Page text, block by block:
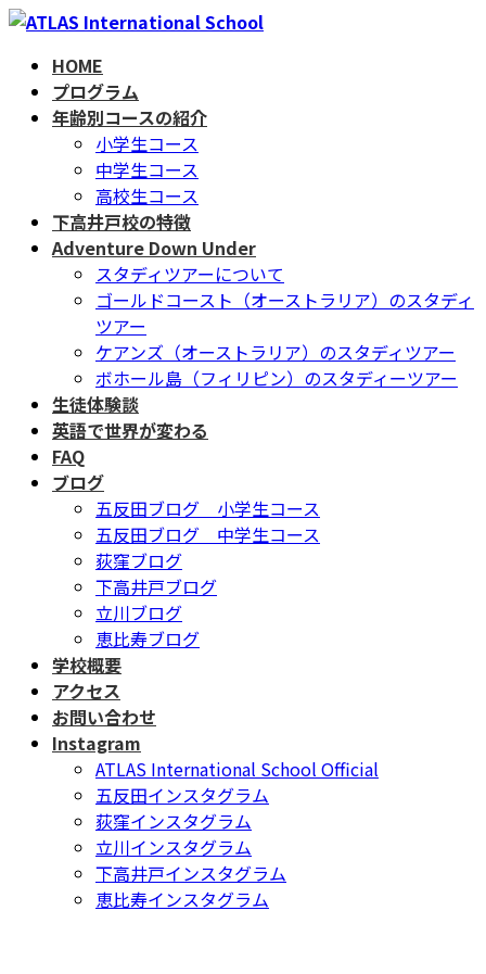
コ
ナ
HOME
プログラム
年齢別コースの紹介
小学生コース
中学生コース
高校生コース
下高井戸校の特徴
Adventure Down Under
スタディツアーについて
ゴールドコースト（オーストラリア）のスタディ
ツアー
ケアンズ（オーストラリア）のスタディツアー
ボホール島（フィリピン）のスタディーツアー
生徒体験談
英語で世界が変わる
FAQ
ブログ
五反田ブログ 小学生コース
五反田ブログ 中学生コース
荻窪ブログ
下高井戸ブログ
立川ブログ
恵比寿ブログ
学校概要
アクセス
お問い合わせ
Instagram
ATLAS International School Official
五反田インスタグラム
荻窪インスタグラム
立川インスタグラム
下高井戸インスタグラム
恵比寿インスタグラム